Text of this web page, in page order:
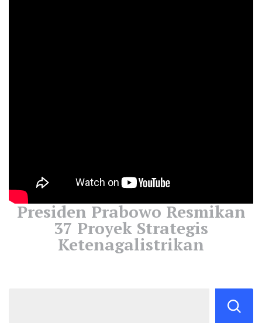
Presiden Prabowo Resmikan
37 Proyek Strategis
Ketenagalistrikan